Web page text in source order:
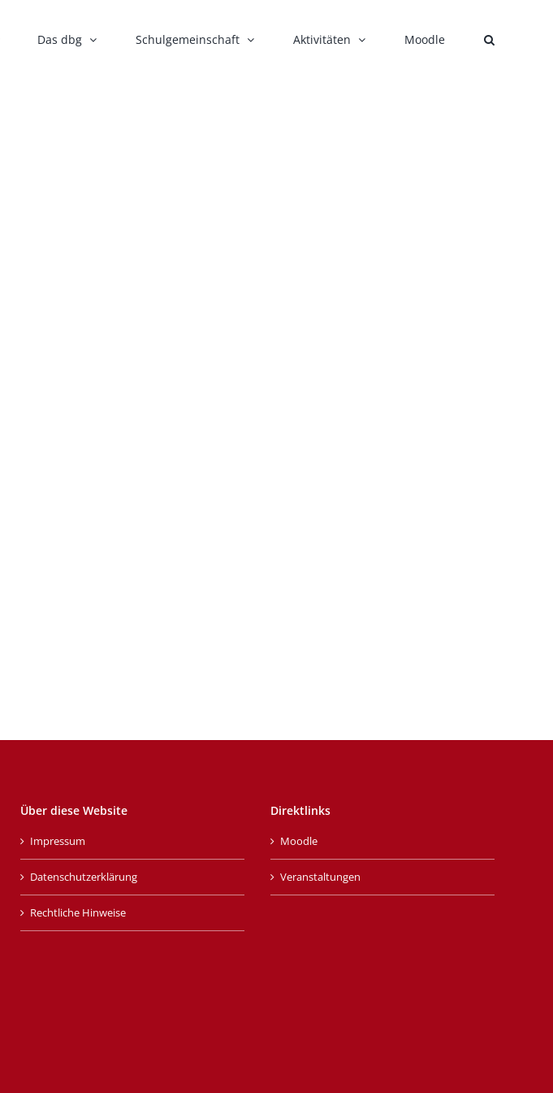
Das dbg Schulgemeinschaft Aktivitäten Moodle
Über diese Website
Impressum
Datenschutzerklärung
Rechtliche Hinweise
Direktlinks
Moodle
Veranstaltungen